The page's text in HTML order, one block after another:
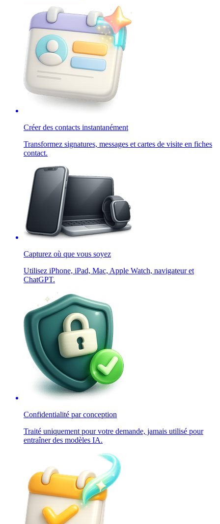
Créer des contacts instantanément
Transformez signatures, messages et cartes de visite en fiches
contact.
Capturez où que vous soyez
Utilisez iPhone, iPad, Mac, Apple Watch, navigateur et
ChatGPT.
Confidentialité par conception
Traité uniquement pour votre demande, jamais utilisé pour
entraîner des modèles IA.